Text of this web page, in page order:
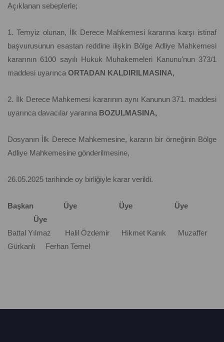
Açıklanan sebeplerle;
1. Temyiz olunan, İlk Derece Mahkemesi kararına karşı istinaf
başvurusunun esastan reddine ilişkin Bölge Adliye Mahkemesi
kararının 6100 sayılı Hukuk Muhakemeleri Kanunu'nun 373/1
maddesi uyarınca ORTADAN KALDIRILMASINA,
2. İlk Derece Mahkemesi kararının aynı Kanunun 371. maddesi
uyarınca davacılar yararına BOZULMASINA,
Dosyanın İlk Derece Mahkemesine, kararın bir örneğinin Bölge
Adliye Mahkemesine gönderilmesine,
26.05.2025 tarihinde oy birliğiyle karar verildi.
Başkan Üye Üye Üye
Üye
Battal Yılmaz Halil Özdemir Hikmet Kanık Muzaffer
Gürkanlı Ferhan Temel